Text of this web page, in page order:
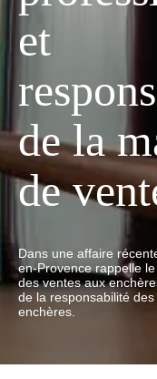
et
de la
de
Dans une affaire
en-Provence rappelle
des ventes aux
de la responsabilité
enchères.